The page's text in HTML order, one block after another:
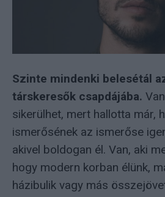
Szinte mindenki belesétál
társkeresők csapdájába.
sikerülhet, mert hallotta már,
ismerősének az ismerőse
akivel boldogan él. Van, aki
hogy modern korban élünk,
házibulik vagy más